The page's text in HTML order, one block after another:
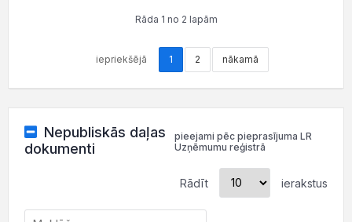
Rāda 1 no 2 lapām
iepriekšējā 1 2 nākamā
Nepubliskās daļas
dokumenti
pieejami pēc pieprasījuma LR
Uzņēmumu reģistrā
Rādīt ierakstus